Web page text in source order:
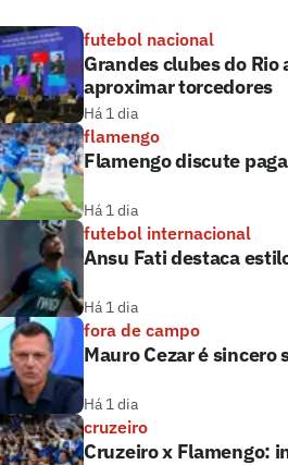
futebol nacional
Grandes clubes do
aproximar torcedores
Há 1 dia
flamengo
Flamengo discute
Há 1 dia
futebol internacional
Ansu Fati destaca
Há 1 dia
fora de campo
Mauro Cezar é
Há 1 dia
cruzeiro
Cruzeiro x Flamengo: